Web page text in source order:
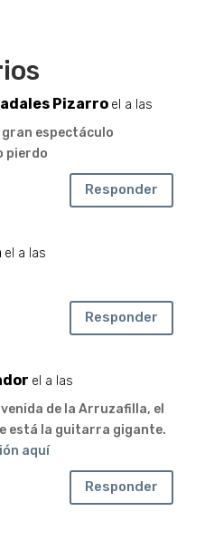
Pizarro el a las
gran espectáculo
pierdo
Responder
el a las
Responder
el a las
de la Arruzafilla, el
está la guitarra gigante.
aquí
Responder